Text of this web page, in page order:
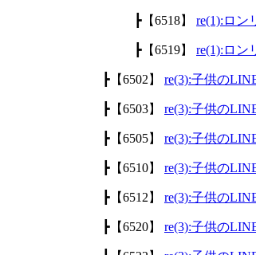
┣【6518】 re(1):ロン
┣【6519】 re(1):ロン
┣【6502】 re(3):子供の
┣【6503】 re(3):子供の
┣【6505】 re(3):子供の
┣【6510】 re(3):子供の
┣【6512】 re(3):子供の
┣【6520】 re(3):子供の